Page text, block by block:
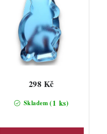
Skladem(1 ks)
298 Kč